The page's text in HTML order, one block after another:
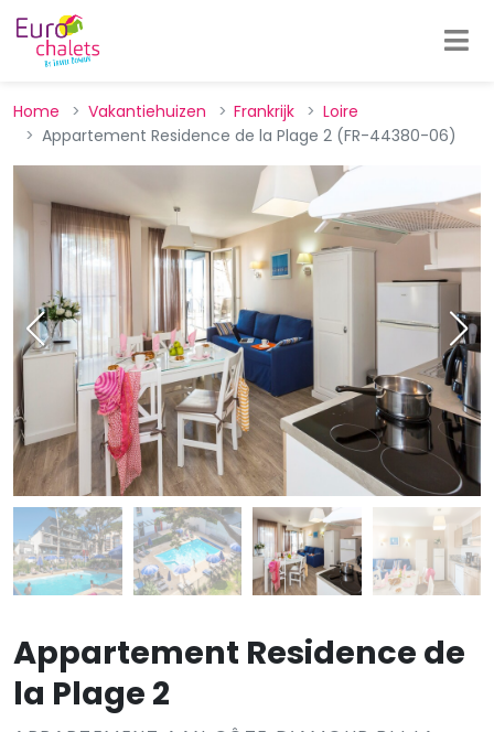
Home Vakantiehuizen Frankrijk
Loire
Appartement Residence de la Plage 2 (FR-44380-06)
Appartement Residence de
la Plage 2